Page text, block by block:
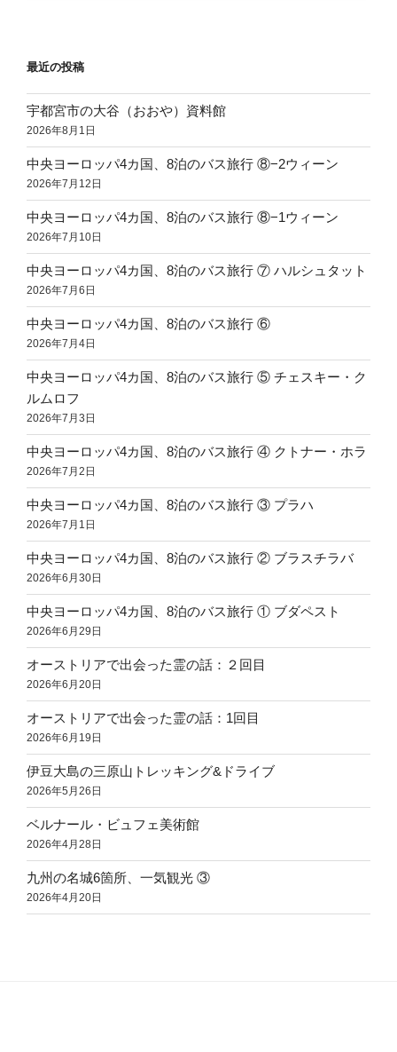
最近の投稿
宇都宮市の大谷（おおや）資料館
2026年8月1日
中央ヨーロッパ4カ国、8泊のバス旅行 ⑧−2ウィーン
2026年7月12日
中央ヨーロッパ4カ国、8泊のバス旅行 ⑧−1ウィーン
2026年7月10日
中央ヨーロッパ4カ国、8泊のバス旅行 ⑦ ハルシュタット
2026年7月6日
中央ヨーロッパ4カ国、8泊のバス旅行 ⑥
2026年7月4日
中央ヨーロッパ4カ国、8泊のバス旅行 ⑤ チェスキー・ク
ルムロフ
2026年7月3日
中央ヨーロッパ4カ国、8泊のバス旅行 ④ クトナー・ホラ
2026年7月2日
中央ヨーロッパ4カ国、8泊のバス旅行 ③ プラハ
2026年7月1日
中央ヨーロッパ4カ国、8泊のバス旅行 ② ブラスチラバ
2026年6月30日
中央ヨーロッパ4カ国、8泊のバス旅行 ① ブダペスト
2026年6月29日
オーストリアで出会った霊の話：２回目
2026年6月20日
オーストリアで出会った霊の話：1回目
2026年6月19日
伊豆大島の三原山トレッキング&ドライブ
2026年5月26日
ベルナール・ビュフェ美術館
2026年4月28日
九州の名城6箇所、一気観光 ③
2026年4月20日